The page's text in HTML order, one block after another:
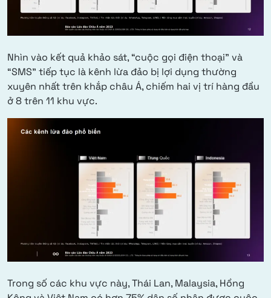
Nhìn vào kết quả khảo sát, “cuộc gọi điện thoại” và
“SMS” tiếp tục là kênh lừa đảo bị lợi dụng thường
xuyên nhất trên khắp châu Á, chiếm hai vị trí hàng đầu
ở 8 trên 11 khu vực.
Trong số các khu vực này, Thái Lan, Malaysia, Hồng